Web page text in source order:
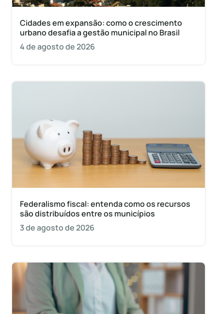
Cidades em expansão: como o crescimento
urbano desafia a gestão municipal no Brasil
4 de agosto de 2026
Federalismo fiscal: entenda como os recursos
são distribuídos entre os municípios
3 de agosto de 2026